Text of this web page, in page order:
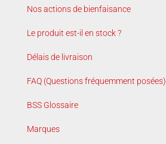
Nos actions de bienfaisance
Le produit est-il en stock ?
Délais de livraison
FAQ (Questions fréquemment posées)
BSS Glossaire
Marques